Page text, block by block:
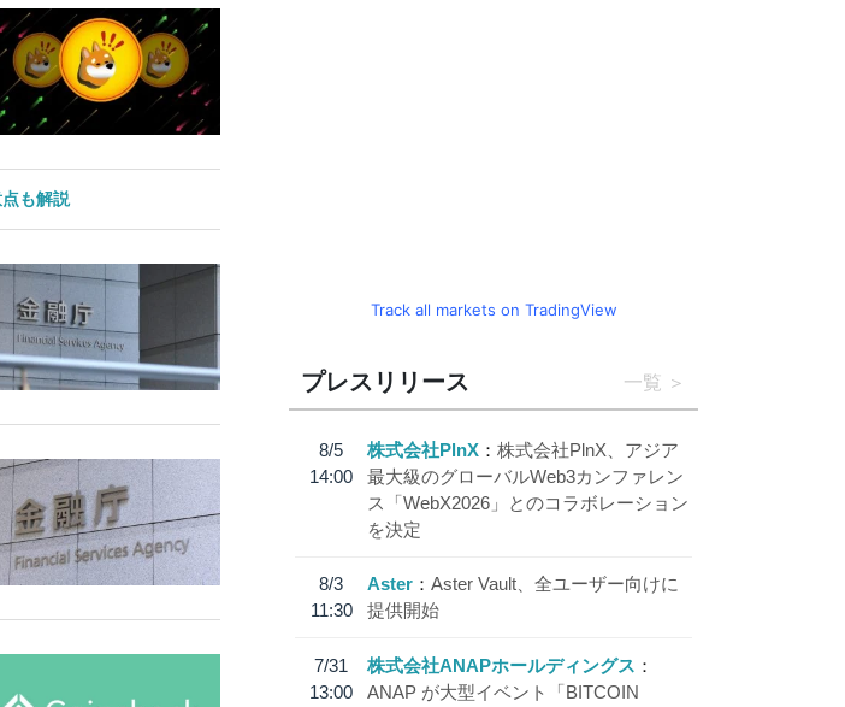
も解説
Track all markets on TradingView
プレスリリース 一覧
8/5
14:00
株式会社PlnX
株式会社PlnX、アジア
最大級のグローバルWeb3カンファレン
ス「WebX2026」とのコラボレーション
を決定
8/3
11:30
Aster
Aster Vault、全ユーザー向けに
提供開始
7/31
13:00
株式会社ANAPホールディングス
ANAP が大型イベント「BITCOIN